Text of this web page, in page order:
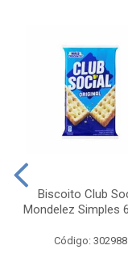
Biscoito Club
Mondelez Simples
Código: 302988